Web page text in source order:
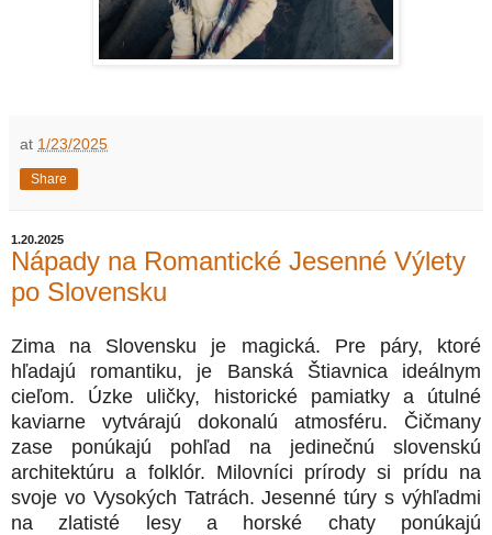
at 1/23/2025
Share
1.20.2025
Nápady na Romantické Jesenné Výlety
po Slovensku
Zima na Slovensku je magická. Pre páry, ktoré
hľadajú romantiku, je Banská Štiavnica ideálnym
cieľom. Úzke uličky, historické pamiatky a útulné
kaviarne vytvárajú dokonalú atmosféru. Čičmany
zase ponúkajú pohľad na jedinečnú slovenskú
architektúru a folklór. Milovníci prírody si prídu na
svoje vo Vysokých Tatrách. Jesenné túry s výhľadmi
na zlatisté lesy a horské chaty ponúkajú